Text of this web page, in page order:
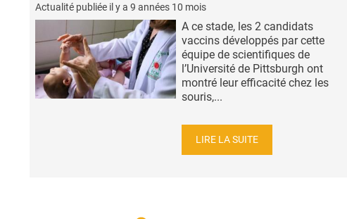
Actualité publiée il y a 9 années 10 mois
A ce stade, les 2 candidats
vaccins développés par cette
équipe de scientifiques de
l’Université de Pittsburgh ont
montré leur efficacité chez les
souris,...
LIRE LA SUITE